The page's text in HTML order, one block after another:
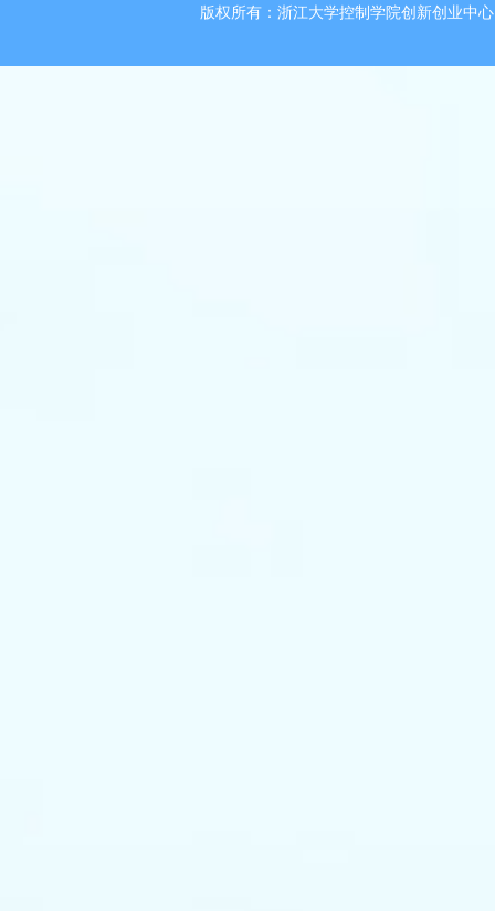
版权所有：浙江大学控制学院创新创